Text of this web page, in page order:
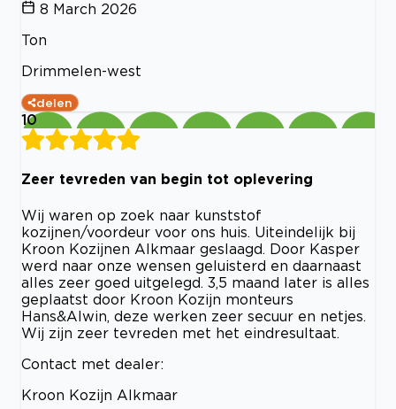
8 March 2026
Ton
Drimmelen-west
delen
10
Zeer tevreden van begin tot oplevering
Wij waren op zoek naar kunststof
kozijnen/voordeur voor ons huis. Uiteindelijk bij
Kroon Kozijnen Alkmaar geslaagd. Door Kasper
werd naar onze wensen geluisterd en daarnaast
alles zeer goed uitgelegd. 3,5 maand later is alles
geplaatst door Kroon Kozijn monteurs
Hans&Alwin, deze werken zeer secuur en netjes.
Wij zijn zeer tevreden met het eindresultaat.
Contact met dealer:
Kroon Kozijn Alkmaar